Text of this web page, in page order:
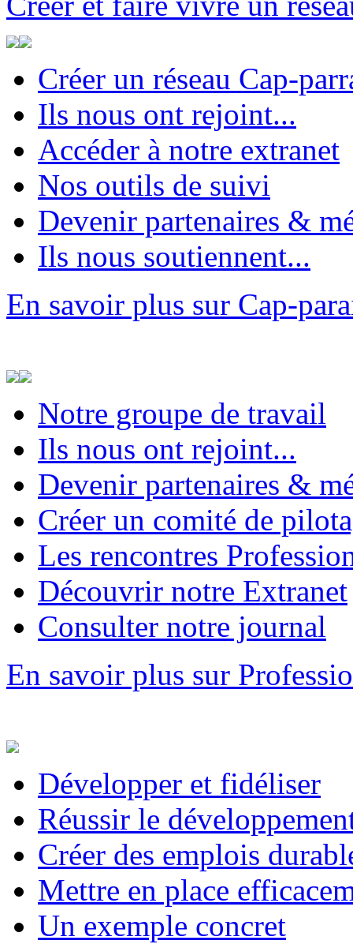
Créer un réseau Cap-
Ils nous ont rejoint...
Accéder à notre extranet
Nos outils de suivi
Devenir partenaires &
Ils nous soutiennent...
En savoir plus sur Cap-
Notre groupe de travail
Ils nous ont rejoint...
Devenir partenaires &
Créer un comité de
Les rencontres
Découvrir notre Extranet
Consulter notre journal
En savoir plus sur
Développer et fidéliser
Réussir le
Créer des emplois
Mettre en place
Un exemple concret